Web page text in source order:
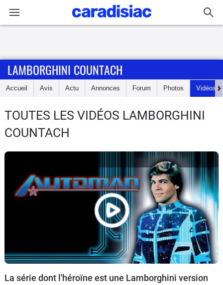
Accueil
Essais
Electriques
LAMBORGHINI COUNTACH
Accueil Avis Actu Annonces Forum Photos Vidéos
TOUTES LES VIDÉOS LAMBORGHINI
COUNTACH
La série dont l'héroïne est une Lamborghini version